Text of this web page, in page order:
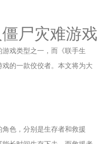
尸灾难游戏
戏类型之一，而《联手生
的一款佼佼者。本文将为大
色，分别是生存者和救援